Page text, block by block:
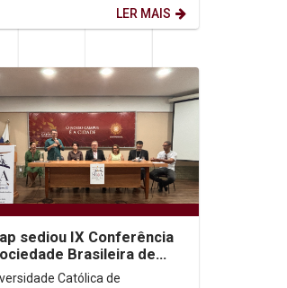
LER MAIS
sediou IX Conferência
Brasileira de
Analítica
Católica de